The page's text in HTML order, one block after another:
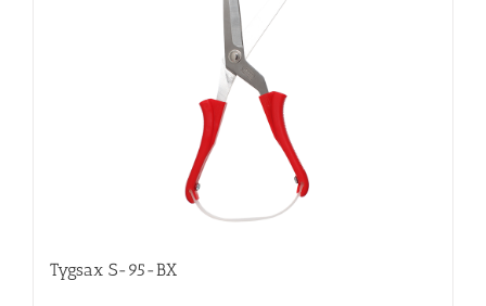
Tygsax S-95-BX